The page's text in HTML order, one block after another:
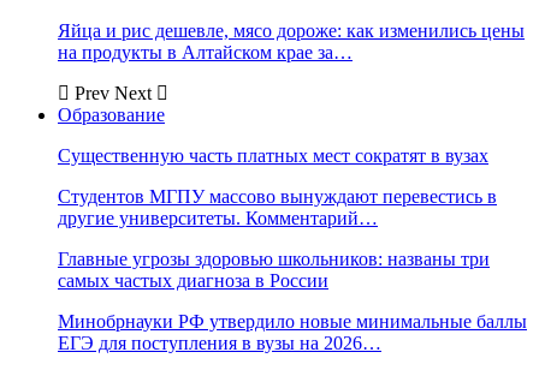
Яйца и рис дешевле, мясо дороже: как изменились цены
на продукты в Алтайском крае за…
Prev Next
Образование
Существенную часть платных мест сократят в вузах
Студентов МГПУ массово вынуждают перевестись в
другие университеты. Комментарий…
Главные угрозы здоровью школьников: названы три
самых частых диагноза в России
Минобрнауки РФ утвердило новые минимальные баллы
ЕГЭ для поступления в вузы на 2026…